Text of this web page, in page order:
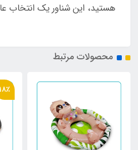
هستید، این شناور یک انتخاب
محصولات مرتبط
18٪